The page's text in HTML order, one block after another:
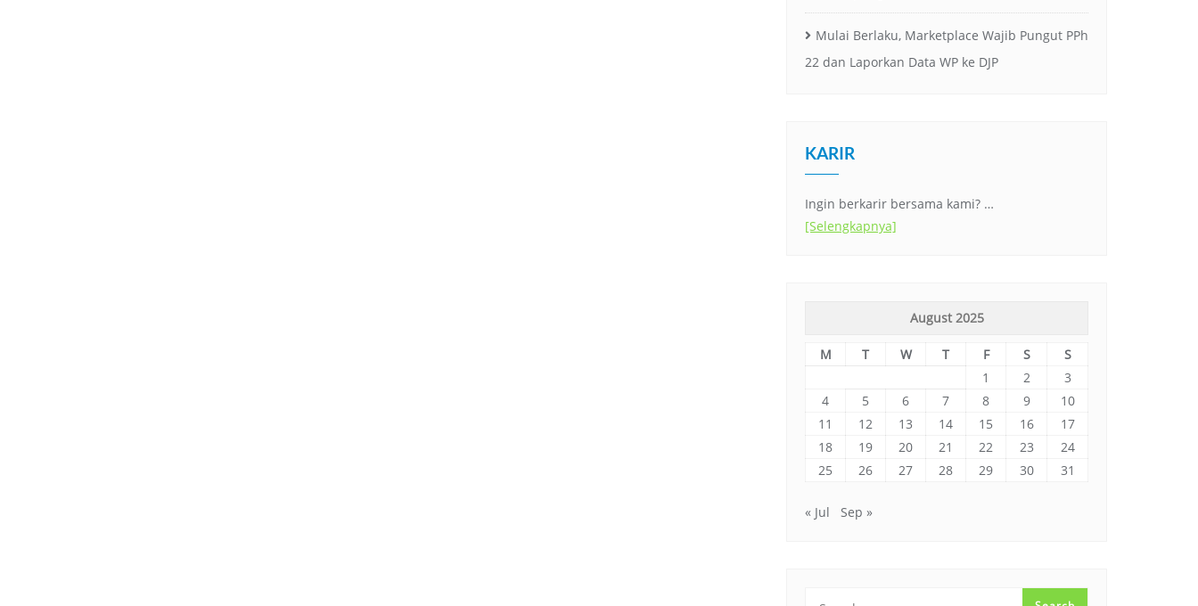
Mulai Berlaku, Marketplace Wajib Pungut PPh
22 dan Laporkan Data WP ke DJP
KARIR
Ingin berkarir bersama kami? …
[Selengkapnya]
August 2025
M T W T F S
S
1
2
3
4
5 6 7 8 9
10
11
12 13 14 15 16
17
18
19 20 21 22 23
24
25
26 27 28 29 30 31
« Jul Sep »